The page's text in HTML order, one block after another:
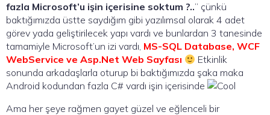
fazla Microsoft’u işin içerisine soktum ?..” çünkü
baktığımızda üstte saydığım gibi yazılımsal olarak 4 adet
görev yada geliştirilecek yapı vardı ve bunlardan 3 tanesinde
tamamiyle Microsoft’un izi vardı, MS-SQL Database, WCF
WebService ve Asp.Net Web Sayfası
Etkinlik
sonunda arkadaşlarla oturup bi baktığımızda şaka maka
Android kodundan fazla C# vardı işin içerisinde
Ama her şeye rağmen gayet güzel ve eğlenceli bir